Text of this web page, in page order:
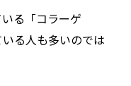
る「コラーゲ
る人も多いのでは